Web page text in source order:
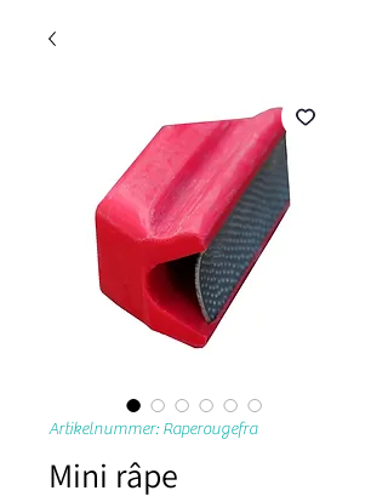
Artikelnummer: Raperougefra
Mini râpe